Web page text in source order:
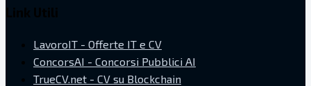
LavoroIT - Offerte IT e CV
ConcorsAI - Concorsi Pubblici AI
TrueCV.net - CV su Blockchain